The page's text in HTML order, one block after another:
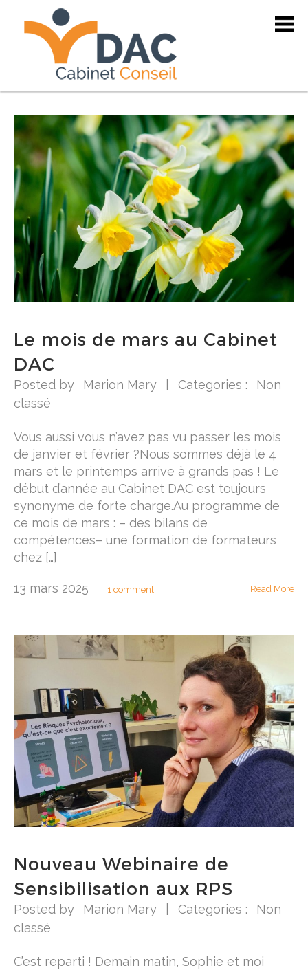
Le mois de mars au Cabinet
DAC
Posted by Marion Mary Categories :
Non
classé
Vous aussi vous n’avez pas vu passer les mois
de janvier et février ?Nous sommes déjà le 4
mars et le printemps arrive à grands pas ! Le
début d’année au Cabinet DAC est toujours
synonyme de forte charge.Au programme de
ce mois de mars : – des bilans de
compétences– une formation de formateurs
chez […]
13 mars 2025 1 comment Read More
Nouveau Webinaire de
Sensibilisation aux RPS
Posted by Marion Mary Categories :
Non
classé
C’est reparti ! Demain matin, Sophie et moi